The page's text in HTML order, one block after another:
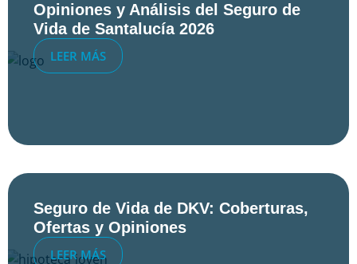
Opiniones y Análisis del Seguro de
Vida de Santalucía 2026
LEER MÁS
Seguro de Vida de DKV: Coberturas,
Ofertas y Opiniones
LEER MÁS